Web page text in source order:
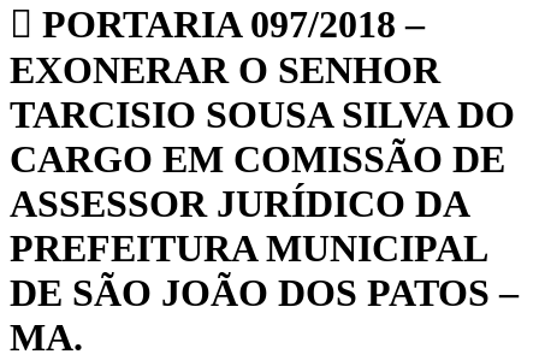
PORTARIA 097/2018 –
EXONERAR O SENHOR
TARCISIO SOUSA SILVA DO
CARGO EM COMISSÃO DE
ASSESSOR JURÍDICO DA
PREFEITURA MUNICIPAL
DE SÃO JOÃO DOS PATOS –
MA.